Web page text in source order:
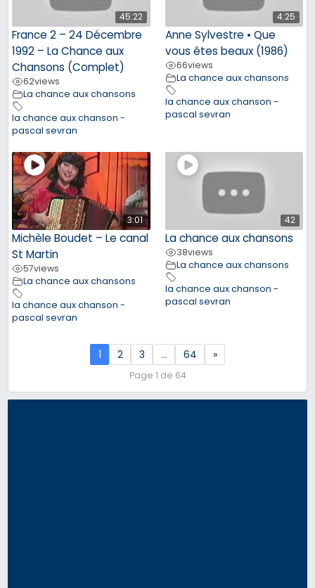
45:22
France 2 – 24 Décembre
1992 – La Chance aux
Chansons (Complet)
62views
La chance aux chansons
la chance aux chanson -
pascal sevran
4:25
Anne Sylvestre • Que
vous êtes beaux (1986)
66views
La chance aux chansons
la chance aux chanson -
pascal sevran
3:01
Michèle Boudet – Le canal
St Martin
57views
La chance aux chansons
la chance aux chanson -
pascal sevran
42
La chance aux chansons
38views
La chance aux chansons
la chance aux chanson -
pascal sevran
1 2 3 … 64 »
Page 1 de 64